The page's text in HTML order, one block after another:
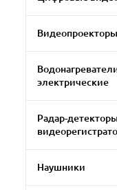
Видеопроекторы
электрические
Радар-
Наушники